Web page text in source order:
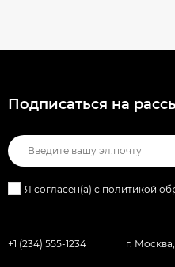
Подписаться на
Я согласен(a) с политикой
+1 (234) 555-1234 г.